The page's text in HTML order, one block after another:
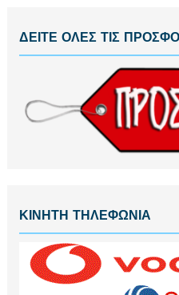
ΔΕΙΤΕ ΟΛΕΣ ΤΙΣ
ΚΙΝΗΤΗ ΤΗΛΕΦΩΝΙΑ